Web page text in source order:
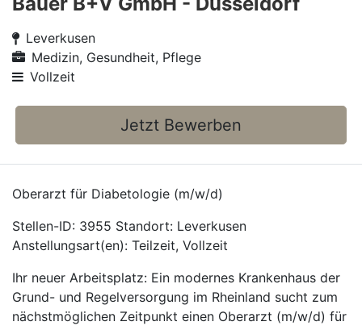
Leverkusen
Medizin, Gesundheit, Pflege
Vollzeit
Jetzt Bewerben
Oberarzt für Diabetologie (m/w/d)
Stellen-ID: 3955 Standort: Leverkusen
Anstellungsart(en): Teilzeit, Vollzeit
Ihr neuer Arbeitsplatz: Ein modernes Krankenhaus der
Grund- und Regelversorgung im Rheinland sucht zum
nächstmöglichen Zeitpunkt einen Oberarzt (m/w/d) für